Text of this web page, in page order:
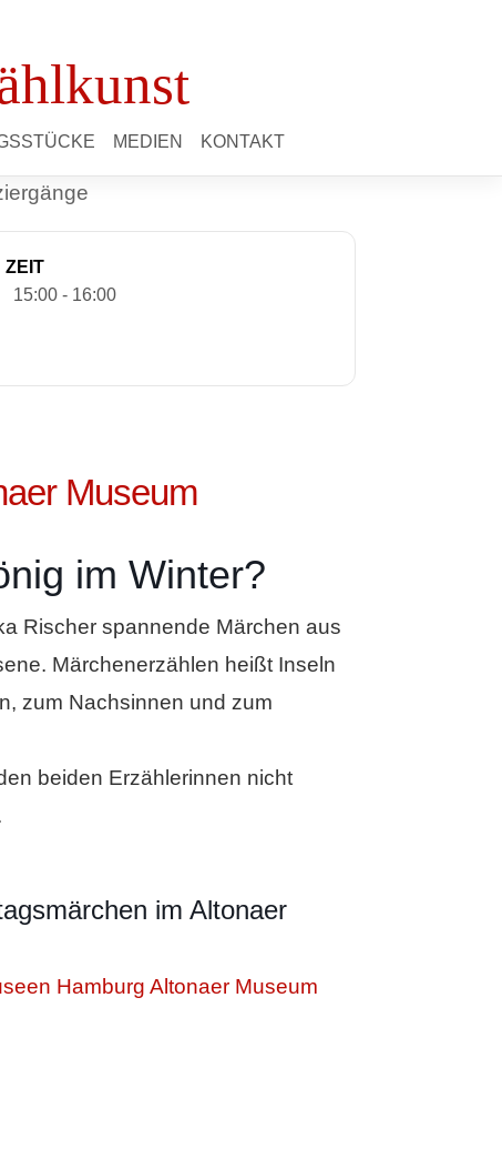
MEDIEN KONTAKT
ZEIT
15:00 - 16:00
Museum
im Winter?
Rischer spannende Märchen aus
Märchenerzählen heißt Inseln
zum Nachsinnen und zum
beiden Erzählerinnen nicht
im Altonaer
Hamburg Altonaer Museum